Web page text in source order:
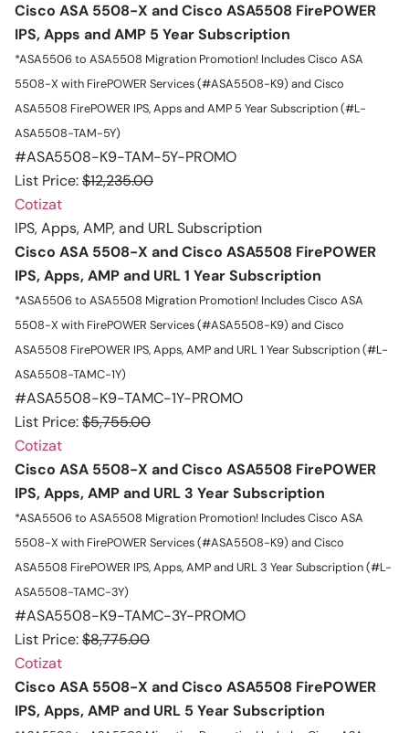
Cisco ASA 5508-X and Cisco ASA5508 FirePOWER
IPS, Apps and AMP 5 Year Subscription
*ASA5506 to ASA5508 Migration Promotion! Includes Cisco ASA
5508-X with FirePOWER Services (#ASA5508-K9) and Cisco
ASA5508 FirePOWER IPS, Apps and AMP 5 Year Subscription (#L-
ASA5508-TAM-5Y)
#ASA5508-K9-TAM-5Y-PROMO
List Price:$12,235.00
Cotizat
IPS, Apps, AMP, and URL Subscription
Cisco ASA 5508-X and Cisco ASA5508 FirePOWER
IPS, Apps, AMP and URL 1 Year Subscription
*ASA5506 to ASA5508 Migration Promotion! Includes Cisco ASA
5508-X with FirePOWER Services (#ASA5508-K9) and Cisco
ASA5508 FirePOWER IPS, Apps, AMP and URL 1 Year Subscription (#L-
ASA5508-TAMC-1Y)
#ASA5508-K9-TAMC-1Y-PROMO
List Price:$5,755.00
Cotizat
Cisco ASA 5508-X and Cisco ASA5508 FirePOWER
IPS, Apps, AMP and URL 3 Year Subscription
*ASA5506 to ASA5508 Migration Promotion! Includes Cisco ASA
5508-X with FirePOWER Services (#ASA5508-K9) and Cisco
ASA5508 FirePOWER IPS, Apps, AMP and URL 3 Year Subscription (#L-
ASA5508-TAMC-3Y)
#ASA5508-K9-TAMC-3Y-PROMO
List Price:$8,775.00
Cotizat
Cisco ASA 5508-X and Cisco ASA5508 FirePOWER
IPS, Apps, AMP and URL 5 Year Subscription